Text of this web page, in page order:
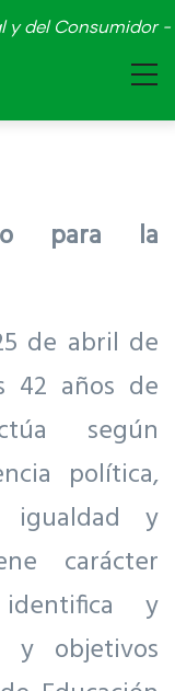
del Consumidor
para la
de abril de
42 años de
según
política,
igualdad y
carácter
y
y objetivos